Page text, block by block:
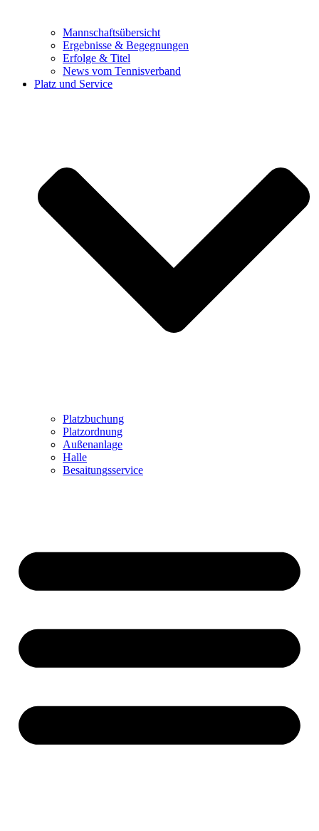
Mannschaftsübersicht
Ergebnisse & Begegnungen
Erfolge & Titel
News vom Tennisverband
Platz und Service
Platzbuchung
Platzordnung
Außenanlage
Halle
Besaitungsservice